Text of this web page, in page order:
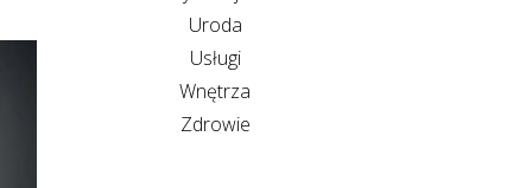
Uroda
Usługi
Wnętrza
Zdrowie